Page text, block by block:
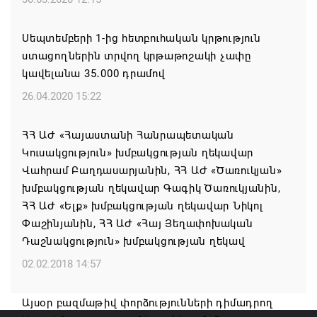
Եվրասիական միջկառավարական խորհրդի
նիստի ժամանակ հայտարարել է ՌԴ վարչապետ
Միխայիլ Միշուստինը
07.08.2026 11:01
Կանադայի Հայոց թեմը դատապարտել է
Վեհափառի նկատմամբ քրեական հետապնդումը
07.08.2026 10:45
Կապահովվեն 61 մանկապարտեզի
հիմնանորոգման, վերանորոգման շինարարական
աշխատանքները
06.08.2026 22:49
Մեր հոգևոր եղբորը՝ Ն.Ս.Օ.Տ.Տ. Գարեգին Բ
Սեպտեմբերի 1-ից հետբուհական կրթություն
ստացողներին տրվող կրթաթոշակի չափը
կավելանա 35․000 դրամով
26.04.2020 15:22
ՀՀ ԱԺ «Հայաստանի Հանրապետական
Կուսակցություն» խմբակցության ղեկավար
Վահրամ Բաղդասարյանին, ՀՀ ԱԺ «Ծառուկյան»
խմբակցության ղեկավար Գագիկ Ծառուկյանին,
ՀՀ ԱԺ «Ելք» խմբակցության ղեկավար Նիկոլ
Փաշինյանին, ՀՀ ԱԺ «Հայ Յեղափոխական
Դաշնակցություն» խմբակցության ղեկավ
02.02.2018 14:57
Այսօր բազմաթիվ փորձությունների դիմադրող